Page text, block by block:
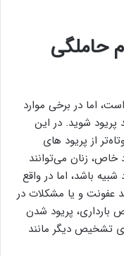
حاملگی
اما در برخی موارد
شوید. در این
از پریود های
زنان می‌توانند
باشد، اما در واقع
عفونت و یا مشکلات در
بارداری، پریود شدن
تشخیص دیگر مانند